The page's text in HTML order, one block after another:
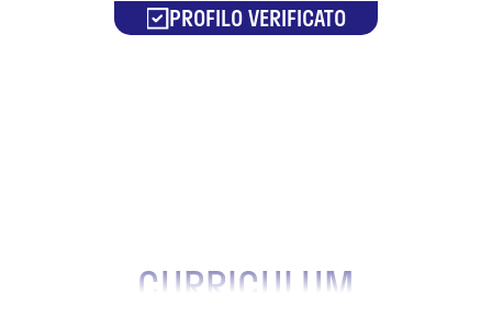
PROFILO VERIFICATO
CURRICULUM